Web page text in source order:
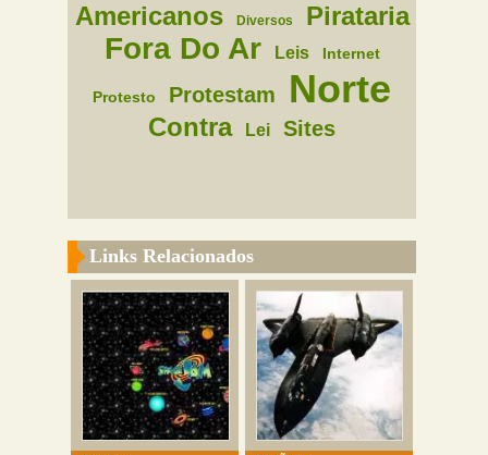
Americanos Diversos Pirataria
Fora Do Ar Leis Internet
Protesto Protestam Norte
Contra Lei Sites
Links Relacionados